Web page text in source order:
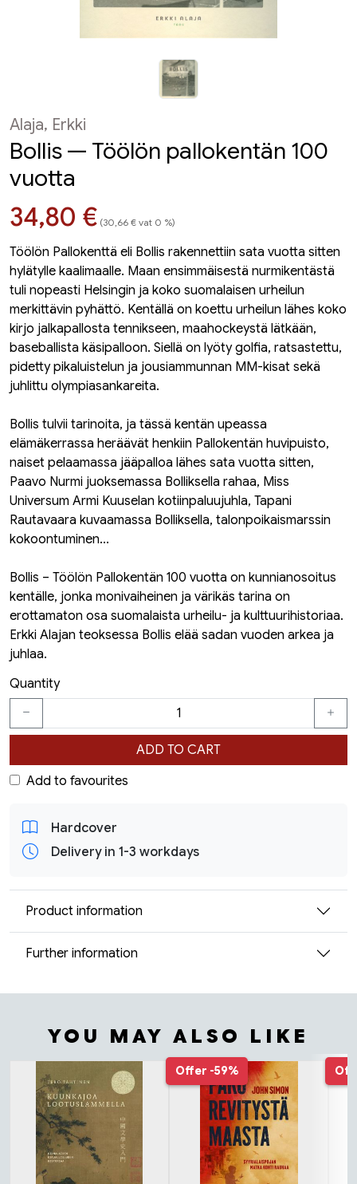
Alaja, Erkki
Bollis — Töölön pallokentän 100
vuotta
Hinta nyt
34,80 € (30,66 € vat 0 %)
Töölön Pallokenttä eli Bollis rakennettiin sata vuotta sitten
hylätylle kaalimaalle. Maan ensimmäisestä nurmikentästä
tuli nopeasti Helsingin ja koko suomalaisen urheilun
merkittävin pyhättö. Kentällä on koettu urheilun lähes koko
kirjo jalkapallosta tennikseen, maahockeystä lätkään,
baseballista käsipalloon. Siellä on lyöty golfia, ratsastettu,
pidetty pikaluistelun ja jousiammunnan MM-kisat sekä
juhlittu olympiasankareita.
Bollis tulvii tarinoita, ja tässä kentän upeassa
elämäkerrassa heräävät henkiin Pallokentän huvipuisto,
naiset pelaamassa jääpalloa lähes sata vuotta sitten,
Paavo Nurmi juoksemassa Bolliksella rahaa, Miss
Universum Armi Kuuselan kotiinpaluujuhla, Tapani
Rautavaara kuvaamassa Bolliksella, talonpoikaismarssin
kokoontuminen...
Bollis – Töölön Pallokentän 100 vuotta on kunnianosoitus
kentälle, jonka monivaiheinen ja värikäs tarina on
erottamaton osa suomalaista urheilu- ja kulttuurihistoriaa.
Erkki Alajan teoksessa Bollis elää sadan vuoden arkea ja
juhlaa.
Quantity
ADD TO CART
Add to favourites
Hardcover
Delivery in 1-3 workdays
Product information
Further information
YOU MAY ALSO LIKE
Tuoteluettelon alku Offer -59%